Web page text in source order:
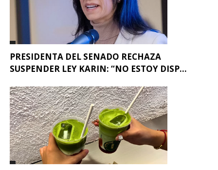
PRESIDENTA DEL SENADO RECHAZA
SUSPENDER LEY KARIN: “NO ESTOY DISP...